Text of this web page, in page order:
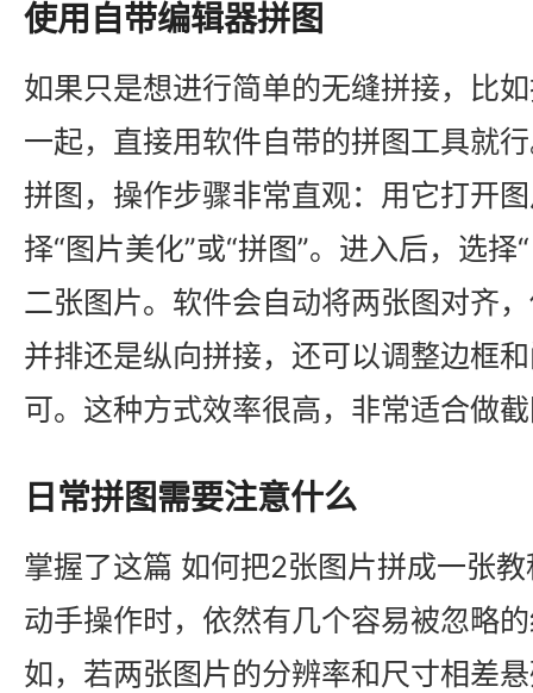
使用自带编辑器拼图
如果只是想进行简单的无缝拼接，比
一起，直接用软件自带的拼图工具就
拼图，操作步骤非常直观：用它打开
择“图片美化”或“拼图”。进入后，选
二张图片。软件会自动将两张图对齐
并排还是纵向拼接，还可以调整边框
可。这种方式效率很高，非常适合做
日常拼图需要注意什么
掌握了这篇 如何把2张图片拼成一张
动手操作时，依然有几个容易被忽略
如，若两张图片的分辨率和尺寸相差